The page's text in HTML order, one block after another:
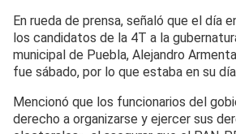
En rueda de prensa, señaló que el día
los candidatos de la 4T a la
municipal de Puebla, Alejandro
fue sábado, por lo que estaba en su
Mencionó que los funcionarios del
derecho a organizarse y ejercer sus